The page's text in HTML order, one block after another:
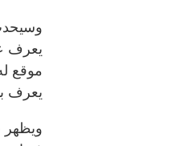
يعرف
موقع
يعرف
ويظهر